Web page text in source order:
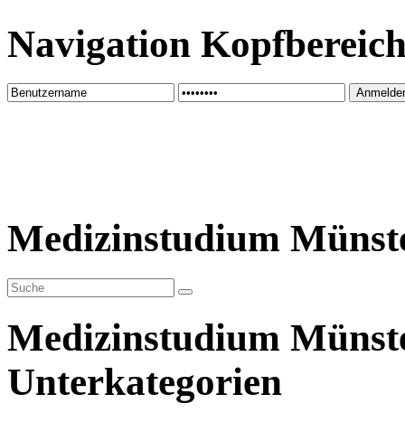
Navigation
Medizinstudium
Medizinstudium
Unterkategorien